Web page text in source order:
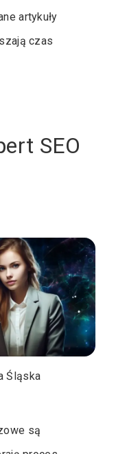
artykuły
czas
SEO
Śląska
są